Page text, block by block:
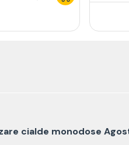
cialde monodose